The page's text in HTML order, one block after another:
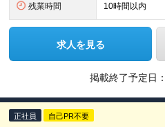
残業時間 10時間以内
求人を見る
掲載終了予定日：
正社員 自己PR不要